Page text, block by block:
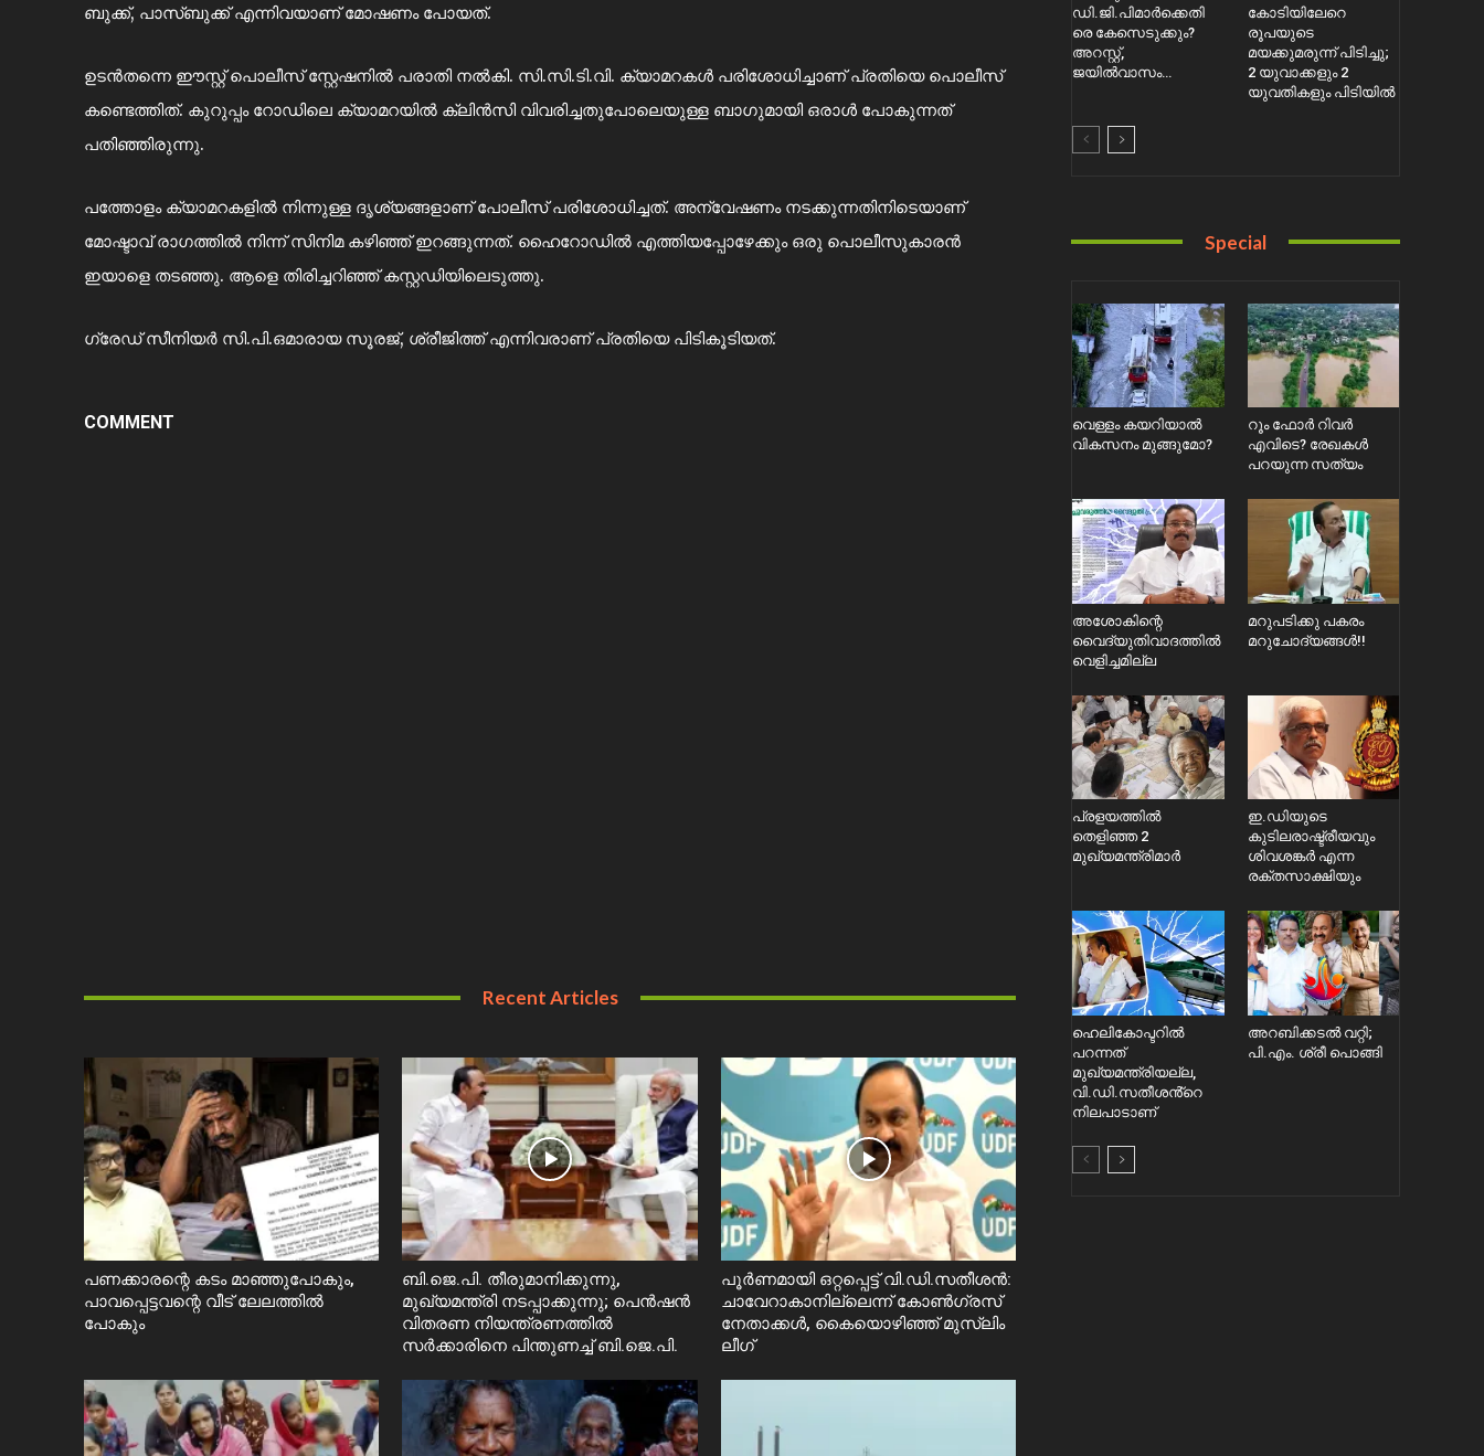
ബുക്ക്, പാസ്ബുക്ക് എന്നിവയാണ് മോഷണം പോയത്.
ഉടൻതന്നെ ഈസ്റ്റ് പൊലീസ് സ്റ്റേഷനിൽ പരാതി നൽകി. സി.സി.ടി.വി. ക്യാമറകൾ പരിശോധിച്ചാണ് പ്രതിയെ പൊലീസ്
കണ്ടെത്തിത്. കുറുപ്പം റോഡിലെ ക്യാമറയിൽ ക്ലിൻസി വിവരിച്ചതുപോലെയുള്ള ബാഗുമായി ഒരാൾ പോകുന്നത്
പതിഞ്ഞിരുന്നു.
പത്തോളം ക്യാമറകളിൽ നിന്നുള്ള ദൃശ്യങ്ങളാണ് പോലീസ് പരിശോധിച്ചത്. അന്വേഷണം നടക്കുന്നതിനിടെയാണ്
മോഷ്ടാവ് രാഗത്തിൽ നിന്ന് സിനിമ കഴിഞ്ഞ് ഇറങ്ങുന്നത്. ഹൈറോഡിൽ എത്തിയപ്പോഴേക്കും ഒരു പൊലീസുകാരൻ
ഇയാളെ തടഞ്ഞു. ആളെ തിരിച്ചറിഞ്ഞ് കസ്റ്റഡിയിലെടുത്തു.
ഗ്രേഡ് സീനിയർ സി.പി.ഒമാരായ സൂരജ്, ശ്രീജിത്ത് എന്നിവരാണ് പ്രതിയെ പിടികൂടിയത്.
COMMENT
Recent Articles
പണക്കാരന്റെ കടം മാഞ്ഞുപോകും,
പാവപ്പെട്ടവന്റെ വീട് ലേലത്തിൽ
പോകും
ബി.ജെ.പി. തീരുമാനിക്കുന്നു,
മുഖ്യമന്ത്രി നടപ്പാക്കുന്നു; പെൻഷൻ
വിതരണ നിയന്ത്രണത്തിൽ
സ‍ർക്കാരിനെ പിന്തുണച്ച് ബി.ജെ.പി.
പൂർണമായി ഒറ്റപ്പെട്ട് വി.ഡി.സതീശൻ:
ചാവേറാകാനില്ലെന്ന് കോൺഗ്രസ്
നേതാക്കൾ, കൈയൊഴിഞ്ഞ് മുസ്ലിം
ലീഗ്
ഡി.ജി.പിമാർക്കെതി
രെ കേസെടുക്കും?
അറസ്റ്റ്,
ജയിൽവാസം…
കോടിയിലേറെ
രൂപയുടെ
മയക്കുമരുന്ന് പിടിച്ചു;
2 യുവാക്കളും 2
യുവതികളും പിടിയിൽ
Special
വെള്ളം കയറിയാൽ
വികസനം മുങ്ങുമോ?
റൂം ഫോർ റിവർ
എവിടെ? രേഖകൾ
പറയുന്ന സത്യം
അശോകിന്റെ
വൈദ്യുതിവാദത്തിൽ
വെളിച്ചമില്ല
മറുപടിക്കു പകരം
മറുചോദ്യങ്ങൾ!!
പ്രളയത്തിൽ
തെളിഞ്ഞ 2
മുഖ്യമന്ത്രിമാർ
ഇ.ഡിയുടെ
കുടിലരാഷ്ട്രീയവും
ശിവശങ്കർ എന്ന
രക്തസാക്ഷിയും
ഹെലികോപ്ടറിൽ
പറന്നത്
മുഖ്യമന്ത്രിയല്ല,
വി.ഡി.സതീശൻ്റെ
നിലപാടാണ്
അറബിക്കടൽ വറ്റി;
പി.എം. ശ്രീ പൊങ്ങി